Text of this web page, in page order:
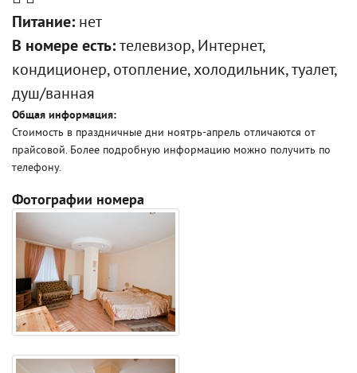
Питание: нет
В номере есть: телевизор, Интернет,
кондиционер, отопление, холодильник, туалет,
душ/ванная
Общая информация:
Стоимость в праздничные дни ноятрь-апрель отличаются от
прайсовой. Более подробную информацию можно получить по
телефону.
Фотографии номера